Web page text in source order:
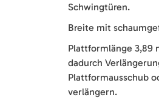
Schwingtüren.
Breite mit
Plattformlänge 3,89
dadurch
Plattformausschub
verlängern.